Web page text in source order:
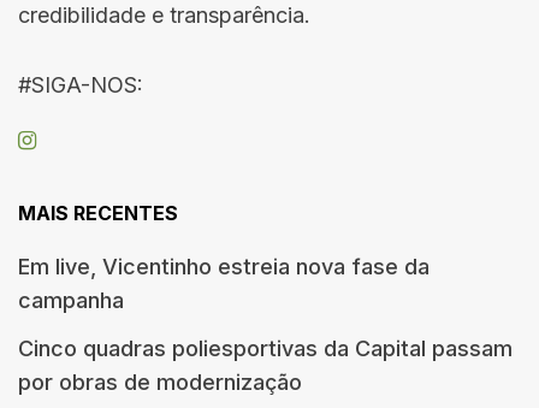
credibilidade e transparência.
#SIGA-NOS:
MAIS RECENTES
Em live, Vicentinho estreia nova fase da
campanha
Cinco quadras poliesportivas da Capital passam
por obras de modernização